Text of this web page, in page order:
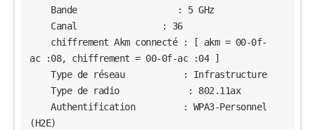
ac :08, chiffrement = 00-0f-ac :04 ]
(H2E)